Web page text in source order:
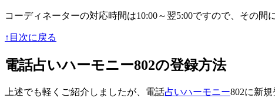
コーディネーターの対応時間は10:00～翌5:00ですので、その間
↑目次に戻る
電話占いハーモニー802の登録方法
上述でも軽くご紹介しましたが、電話占いハーモニー802に新